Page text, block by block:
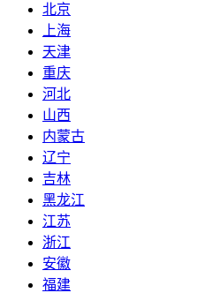
北京
上海
天津
重庆
河北
山西
内蒙古
辽宁
吉林
黑龙江
江苏
浙江
安徽
福建